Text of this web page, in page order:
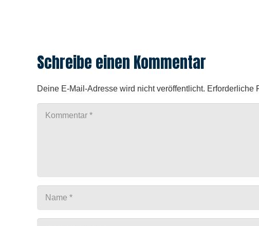
Schreibe einen Kommentar
Deine E-Mail-Adresse wird nicht veröffentlicht. Erforderliche